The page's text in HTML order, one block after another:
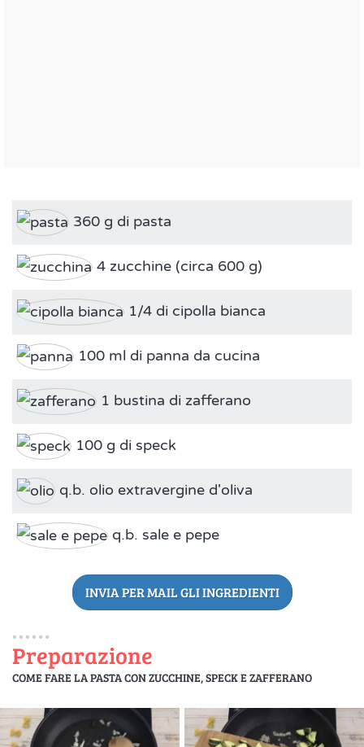
360 g di pasta
4 zucchine (circa 600 g)
1/4 di cipolla bianca
100 ml di panna da cucina
1 bustina di zafferano
100 g di speck
q.b. olio extravergine d'oliva
q.b. sale e pepe
INVIA PER MAIL GLI INGREDIENTI
Preparazione
COME FARE LA PASTA CON ZUCCHINE, SPECK E ZAFFERANO